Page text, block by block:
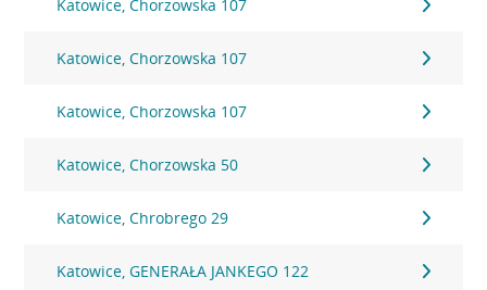
Katowice, Chorzowska 107
Katowice, Chorzowska 107
Katowice, Chorzowska 107
Katowice, Chorzowska 50
Katowice, Chrobrego 29
Katowice, GENERAŁA JANKEGO 122